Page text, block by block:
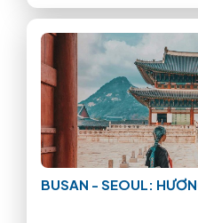
BUSAN - SEOUL: